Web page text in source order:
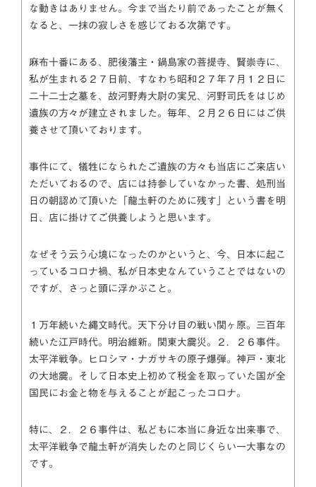
な動きはありません。今まで当たり前であったことが無く
なると、一抹の寂しさを感じておる次第です。
麻布十番にある、肥後藩主・鍋島家の菩提寺、賢崇寺に、
私が生まれる２７日前、すなわち昭和２７年７月１２日に
二十二士之墓を、故河野寿大尉の実兄、河野司氏をはじめ
遺族の方々が建立されました。毎年、２月２６日にはご供
養させて頂いております。
事件にて、犠牲になられたご遺族の方々も当店にご来店い
ただいておるので、店には持参していなかった書、処刑当
日の朝認めて頂いた「龍圡軒のために残す」という書を明
日、店に掛けてご供養しようと思います。
なぜそう云う心境になったのかというと、今、日本に起こ
っているコロナ禍、私が日本史なんていうことではないの
ですが、さっと頭に浮かぶこと。
１万年続いた縄文時代。天下分け目の戦い関ヶ原。三百年
続いた江戸時代。明治維新。関東大震災。２．２６事件。
太平洋戦争。ヒロシマ・ナガサキの原子爆弾。神戸・東北
の大地震。そして日本史上初めて税金を取っていた国が全
国民にお金と物を与えることが起こったコロナ。
特に、２．２６事件は、私どもに本当に身近な出来事で、
太平洋戦争で龍圡軒が消失したのと同じくらい一大事なの
です。